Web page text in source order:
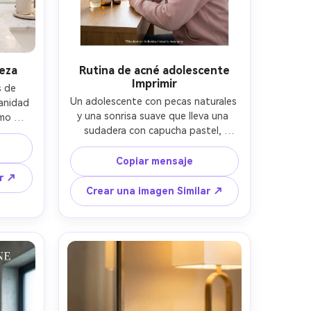
de
más
f/2,
paso
alta
↗
Rutina de acné adolescente
Imprimir
Un adolescente con pecas naturales
y una sonrisa suave que lleva una
sudadera con capucha pastel,
tocando la mejilla ligeramente,
escritorio de dormitorio con
alineación simple para el cuidado de
la piel, luz de ventana brillante con
difusión de cortina suave, Fujifilm X-
T5 56mm f/1.2, marco de retrato con
márgenes limpios, tipografía
pasos de rutina, pequeña línea de
descargo de responsabilidad en la
Copiar mensaje
Crear una imagen Similar ↗